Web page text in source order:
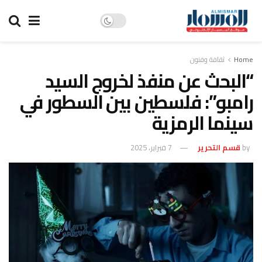
Home ثقافة وفنون
“البحث عن منفذ لخروج السيد
رامبو”: فلسطين بين السطور في
سينما الرمزية
by قسم التحرير 7 فبراير، 2025